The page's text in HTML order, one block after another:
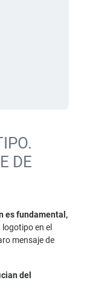
DE
es fundamental,
en el
mensaje de
del